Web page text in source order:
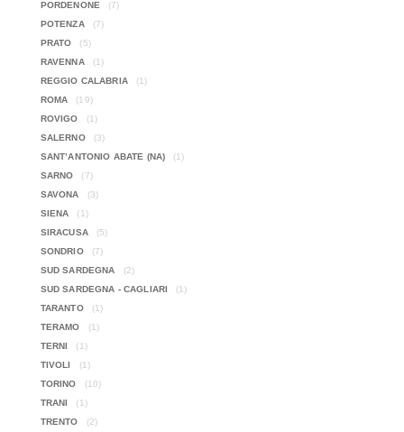
PORDENONE
(7)
POTENZA
(7)
PRATO
(5)
RAVENNA
(1)
REGGIO CALABRIA
(1)
ROMA
(19)
ROVIGO
(1)
SALERNO
(3)
SANT’ANTONIO ABATE (NA)
(1)
SARNO
(7)
SAVONA
(3)
SIENA
(1)
SIRACUSA
(5)
SONDRIO
(7)
SUD SARDEGNA
(2)
SUD SARDEGNA - CAGLIARI
(1)
TARANTO
(1)
TERAMO
(1)
TERNI
(1)
TIVOLI
(1)
TORINO
(10)
TRANI
(1)
TRENTO
(2)